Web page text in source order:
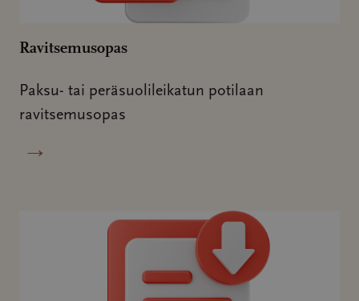
Ravitsemusopas
Paksu- tai peräsuolileikatun potilaan
ravitsemusopas
→